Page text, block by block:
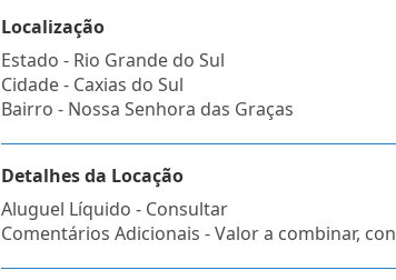
Localização
Estado - Rio Grande do Sul
Cidade - Caxias do Sul
Bairro - Nossa Senhora das Graças
Detalhes da Locação
Aluguel Líquido - Consultar
Comentários Adicionais - Valor a combinar,